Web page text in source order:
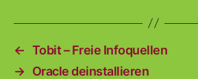
← Tobit – Freie Infoquellen
→ Oracle deinstallieren